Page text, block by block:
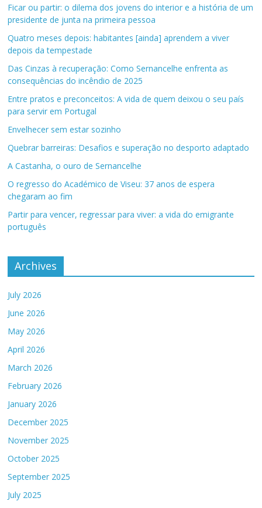
Ficar ou partir: o dilema dos jovens do interior e a história de um
presidente de junta na primeira pessoa
Quatro meses depois: habitantes [ainda] aprendem a viver
depois da tempestade
Das Cinzas à recuperação: Como Sernancelhe enfrenta as
consequências do incêndio de 2025
Entre pratos e preconceitos: A vida de quem deixou o seu país
para servir em Portugal
Envelhecer sem estar sozinho
Quebrar barreiras: Desafios e superação no desporto adaptado
A Castanha, o ouro de Sernancelhe
O regresso do Académico de Viseu: 37 anos de espera
chegaram ao fim
Partir para vencer, regressar para viver: a vida do emigrante
português
Archives
July 2026
June 2026
May 2026
April 2026
March 2026
February 2026
January 2026
December 2025
November 2025
October 2025
September 2025
July 2025